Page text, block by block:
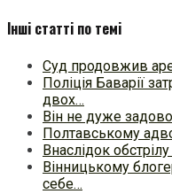
Інші статті по темі
Суд продовжив
Поліція Баварії
двох…
Він не дуже
Полтавському
Внаслідок
Вінницькому
себе…